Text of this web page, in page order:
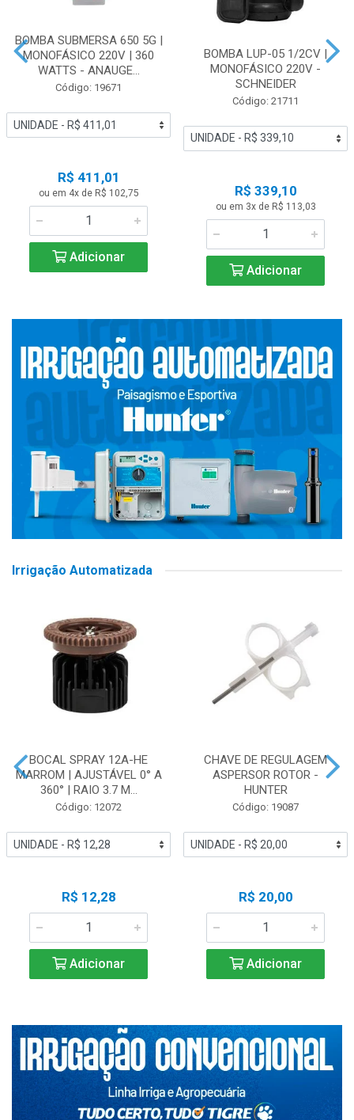
BOMBA SUBMERSA 650 5G |
MONOFÁSICO 220V | 360
WATTS - ANAUGE...
Código: 19671
R$ 411,01
ou em 4x de R$ 102,75
Adicionar
BOMBA LUP-05 1/2CV |
MONOFÁSICO 220V -
SCHNEIDER
Código: 21711
R$ 339,10
ou em 3x de R$ 113,03
Adicionar
Irrigação Automatizada
BOCAL SPRAY 12A-HE
MARROM | AJUSTÁVEL 0° A
360° | RAIO 3.7 M...
Código: 12072
R$ 12,28
Adicionar
CHAVE DE REGULAGEM
ASPERSOR ROTOR -
HUNTER
Código: 19087
R$ 20,00
Adicionar